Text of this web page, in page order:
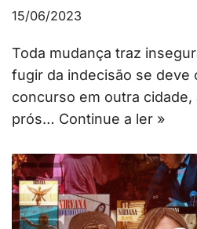
15/06/2023
Toda mudança traz
fugir da indecisão se deve
concurso em outra
prós… Continue a ler »